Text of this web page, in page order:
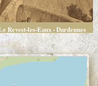
Revest-les-Eaux - Dardennes
- Le barrage, vue perspective